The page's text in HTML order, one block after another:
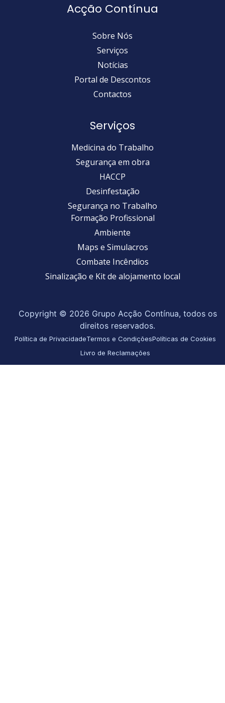
Acção Contínua
Sobre Nós
Serviços
Notícias
Portal de Descontos
Contactos
Serviços
Medicina do Trabalho
Segurança em obra
HACCP
Desinfestação
Segurança no Trabalho
Formação Profissional
Ambiente
Maps e Simulacros
Combate Incêndios
Sinalização e Kit de alojamento local
Copyright © 2026 Grupo Acção Contínua, todos os
direitos reservados.
Política de PrivacidadeTermos e CondiçõesPolíticas de Cookies
Livro de Reclamações